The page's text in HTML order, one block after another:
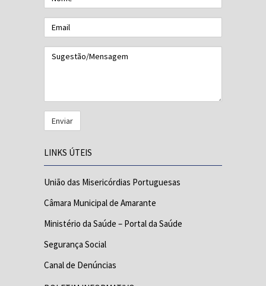
Email
Sugestão/Mensagem
LINKS ÚTEIS
União das Misericórdias Portuguesas
Câmara Municipal de Amarante
Ministério da Saúde – Portal da Saúde
Segurança Social
Canal de Denúncias